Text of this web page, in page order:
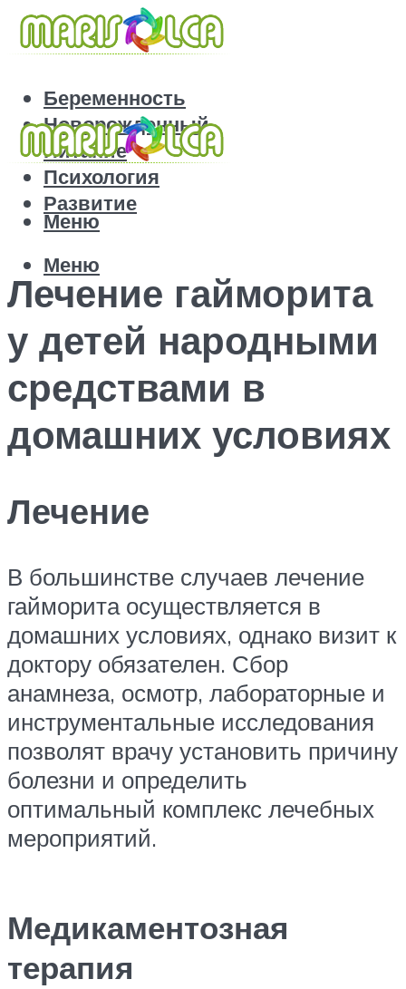
Беременность
Новорожденный
Питание
Психология
Развитие
Меню
Меню
Лечение гайморита
у детей народными
средствами в
домашних условиях
Лечение
В большинстве случаев лечение
гайморита осуществляется в
домашних условиях, однако визит к
доктору обязателен. Сбор
анамнеза, осмотр, лабораторные и
инструментальные исследования
позволят врачу установить причину
болезни и определить
оптимальный комплекс лечебных
мероприятий.
Медикаментозная
терапия